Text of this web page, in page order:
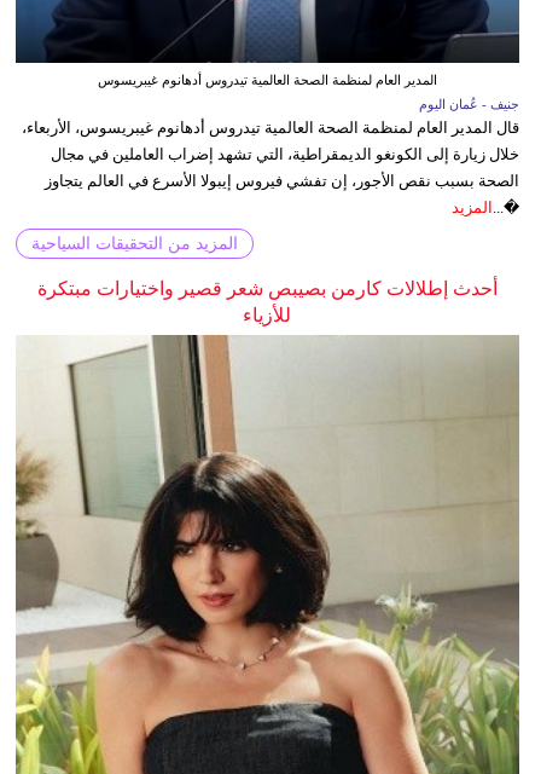
المدير العام لمنظمة الصحة العالمية تيدروس أدهانوم غيبريسوس
جنيف - عُمان اليوم
قال المدير العام لمنظمة الصحة العالمية تيدروس أدهانوم غيبريسوس، الأربعاء،
خلال زيارة إلى الكونغو الديمقراطية، التي تشهد إضراب العاملين في مجال
الصحة بسبب نقص الأجور، إن تفشي فيروس إيبولا الأسرع في العالم يتجاوز
�... المزيد
المزيد من التحقيقات السياحية
أحدث إطلالات كارمن بصيبص شعر قصير واختيارات مبتكرة
للأزياء